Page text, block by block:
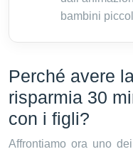
bambini
Perché avere
risparmia 30
con i figli?
Affrontiamo ora uno